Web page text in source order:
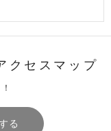
クセスマップ
る